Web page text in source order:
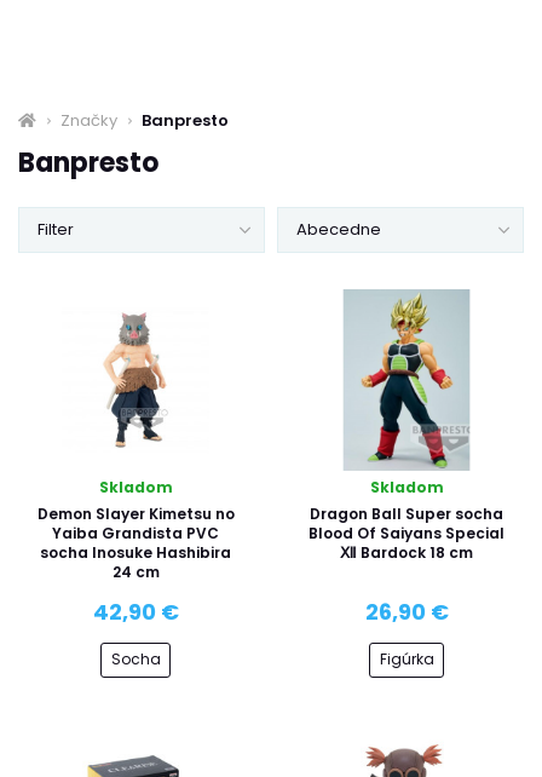
Značky Banpresto
Banpresto
Abecedne
Filter
Skladom
Demon Slayer Kimetsu no
Yaiba Grandista PVC
socha Inosuke Hashibira
24 cm
42,90 €
Socha
Skladom
Dragon Ball Super socha
Blood Of Saiyans Special
Ⅻ Bardock 18 cm
26,90 €
Figúrka